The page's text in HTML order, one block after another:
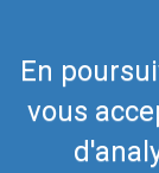
En
vous
© 2019 Airmate -